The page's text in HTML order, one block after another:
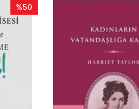
%50
İndirim